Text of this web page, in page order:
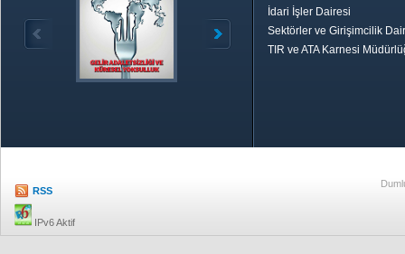
İdari İşler Dairesi
Sektörler ve Girişimcilik
TIR ve ATA Karnesi
RSS
IPv6 Aktif